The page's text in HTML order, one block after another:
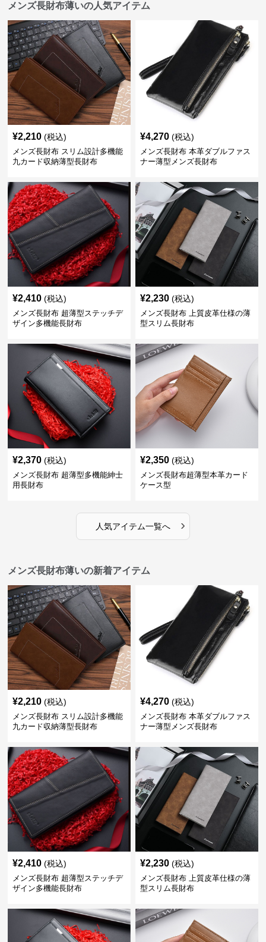
メンズ長財布薄いの人気アイテム
¥2,210 (税込)
メンズ長財布 スリム設計多機能
九カード収納薄型長財布
¥4,270 (税込)
メンズ長財布 本革ダブルファス
ナー薄型メンズ長財布
¥2,410 (税込)
メンズ長財布 超薄型ステッチデ
ザイン多機能長財布
¥2,230 (税込)
メンズ長財布 上質皮革仕様の薄
型スリム長財布
¥2,370 (税込)
メンズ長財布 超薄型多機能紳士
用長財布
¥2,350 (税込)
メンズ長財布超薄型本革カード
ケース型
人気アイテム一覧へ ›
メンズ長財布薄いの新着アイテム
¥2,210 (税込)
メンズ長財布 スリム設計多機能
九カード収納薄型長財布
¥4,270 (税込)
メンズ長財布 本革ダブルファス
ナー薄型メンズ長財布
¥2,410 (税込)
メンズ長財布 超薄型ステッチデ
ザイン多機能長財布
¥2,230 (税込)
メンズ長財布 上質皮革仕様の薄
型スリム長財布